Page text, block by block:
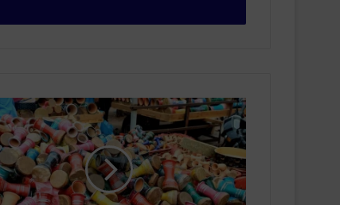
ب
ا
ل
إ
ل
ك
ت
أ
س
و
ا
ق
ح